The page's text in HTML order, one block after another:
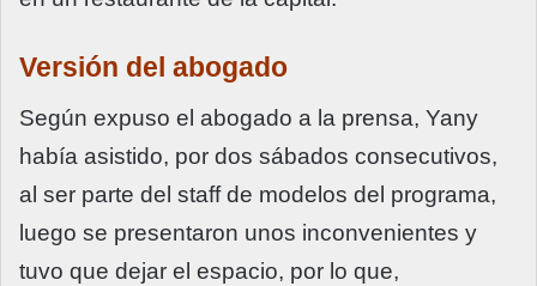
Versión del abogado
Según expuso el abogado a la prensa, Yany
había asistido, por dos sábados consecutivos,
al ser parte del staff de modelos del programa,
luego se presentaron unos inconvenientes y
tuvo que dejar el espacio, por lo que,